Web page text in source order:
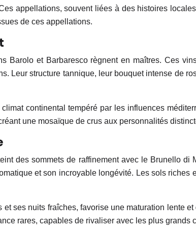
appellations, souvent liées à des histoires
de ces appellations.
et Barbaresco règnent en maîtres. Ces
Leur structure tannique, leur bouquet intense de
continental tempéré par les influences
une mosaïque de crus aux personnalités
des sommets de raffinement avec le Brunello di
et son incroyable longévité. Les sols
ses nuits fraîches, favorise une maturation lente
rares, capables de rivaliser avec les plus grands